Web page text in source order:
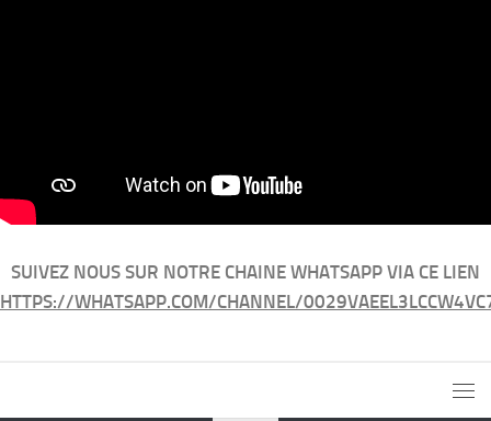
SUIVEZ NOUS SUR NOTRE CHAINE WHATSAPP VIA CE LIEN
HTTPS://WHATSAPP.COM/CHANNEL/